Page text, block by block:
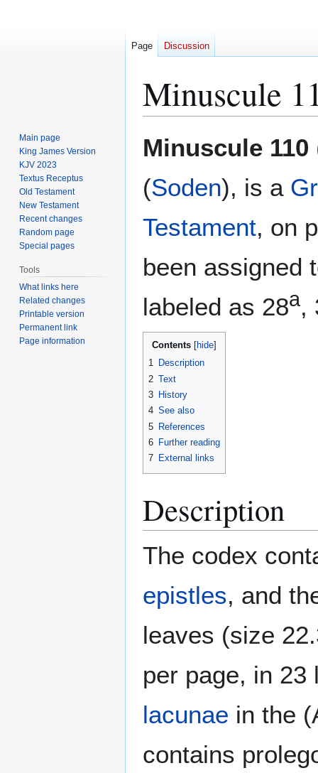
Minuscule
toto
Minuscule 110
(Soden), is a
Testament, on
been assigned
labeled as 28a,
Contents
1 Description
2 Text
3 History
4 See also
5 References
6 Further reading
7 External links
Description
The codex
epistles, and
leaves (size
per page, in 23
lacunae in the
contains
Page Discussion
Main page
King James Version
KJV 2023
Textus Receptus
Old Testament
New Testament
Recent changes
Random page
Special pages
Tools
What links here
Related changes
Printable version
Permanent link
Page information